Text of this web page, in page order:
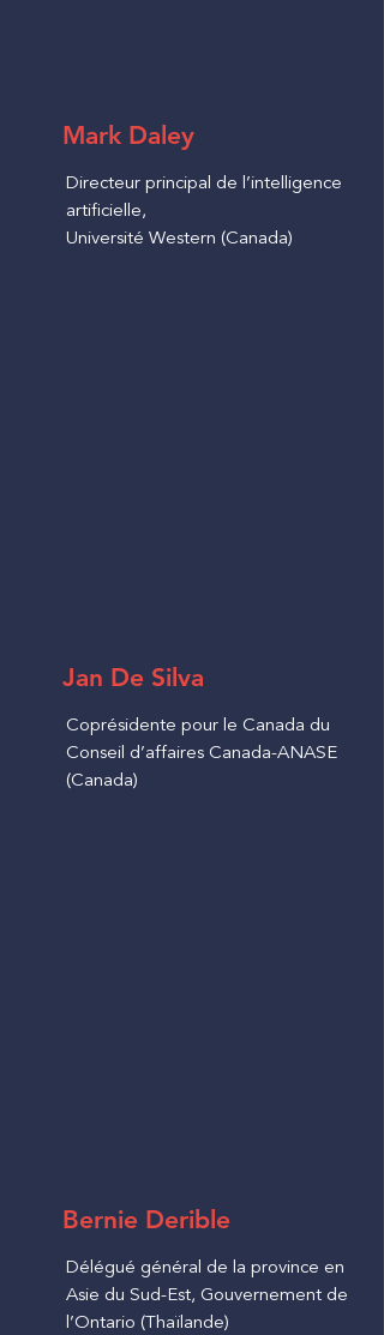
Mark Daley
Directeur principal de l’intelligence
artificielle,
Université Western (Canada)
Jan De Silva
Coprésidente pour le Canada du
Conseil d’affaires Canada-ANASE
(Canada)
Bernie Derible
Délégué général de la province en
Asie du Sud-Est, Gouvernement de
l’Ontario (Thaïlande)